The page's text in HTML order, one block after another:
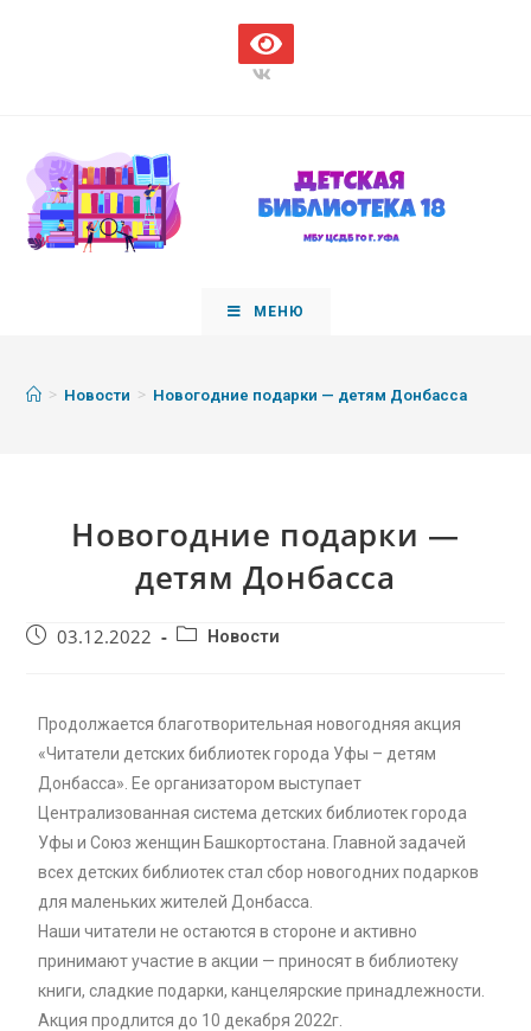
МЕНЮ
> Новости > Новогодние подарки — детям Донбасса
Новогодние подарки —
детям Донбасса
03.12.2022 Новости
Продолжается благотворительная новогодняя акция
«Читатели детских библиотек города Уфы – детям
Донбасса». Ее организатором выступает
Централизованная система детских библиотек города
Уфы и Союз женщин Башкортостана. Главной задачей
всех детских библиотек стал сбор новогодних подарков
для маленьких жителей Донбасса.
Наши читатели не остаются в стороне и активно
принимают участие в акции — приносят в библиотеку
книги, сладкие подарки, канцелярские принадлежности.
Акция продлится до 10 декабря 2022г.